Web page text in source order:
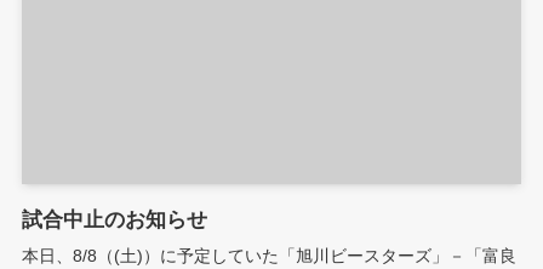
試合中止のお知らせ
本日、8/8（(土)）に予定していた「旭川ビースターズ」－「富良